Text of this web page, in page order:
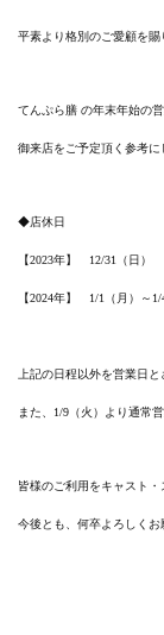
平素より格別のご愛顧を賜
てんぷら膳 の年末年始の
御来店をご予定頂く参考に
◆店休日
【2023年】 12/31（日）
【2024年】 1/1（月）～1/
上記の日程以外を営業日と
また、1/9（火）より通常
皆様のご利用をキャスト・
今後とも、何卒よろしくお